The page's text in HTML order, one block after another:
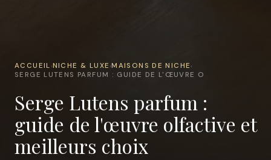
ACCUEIL ›NICHE & LUXE ›MAISONS DE NICHE ›
SERGE LUTENS PARFUM : GUIDE DE L'ŒUVRE O
Serge Lutens parfum :
guide de l'œuvre olfactive et
meilleurs choix